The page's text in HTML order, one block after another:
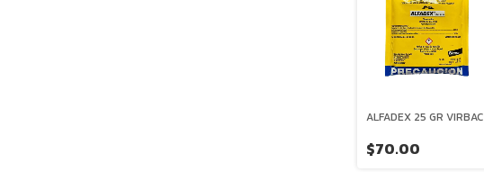
ALFADEX 25 GR VIRBAC
$70.00